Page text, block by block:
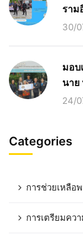
ราม
30/
มอบ
นาย
24/
Categories
การช่วยเหลือ
การเตรียมคว